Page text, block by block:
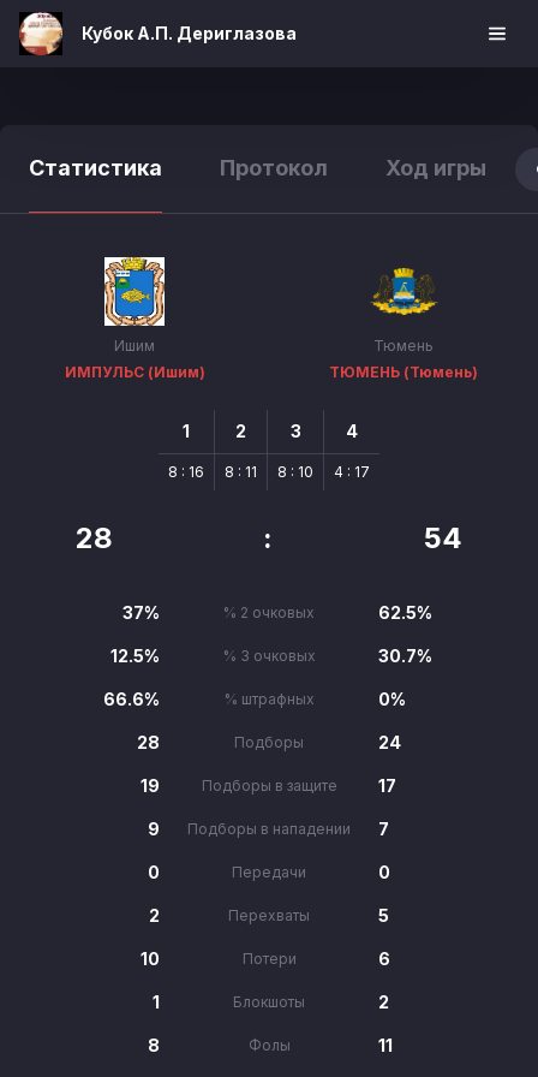
Кубок А.П. Дериглазова
Статистика Протокол Ход игры
Ишим
ИМПУЛЬС (Ишим)
Тюмень
ТЮМЕНЬ (Тюмень)
1
8 : 16
2
8 : 11
3
8 : 10
4
4 : 17
28 : 54
37% % 2 очковых 62.5%
12.5% % 3 очковых 30.7%
66.6% % штрафных 0%
28 Подборы 24
19 Подборы в защите 17
9 Подборы в нападении 7
0 Передачи 0
2 Перехваты 5
10 Потери 6
1 Блокшоты 2
8 Фолы 11